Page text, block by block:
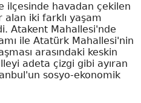
ilçesinde havadan çekilen
alan iki farklı yaşam
Atakent Mahallesi'nde
ile Atatürk Mahallesi'nin
arasındaki keskin
adeta çizgi gibi ayıran
sosyo-ekonomik